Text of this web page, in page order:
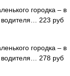
городка – в
водителя… 223 руб
городка – в
водителя… 278 руб